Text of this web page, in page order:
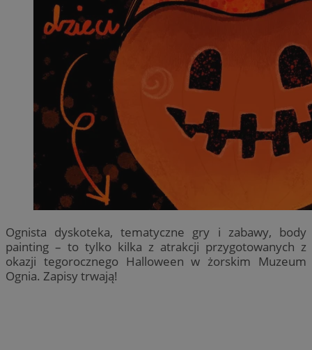
Ognista dyskoteka, tematyczne gry i zabawy, body
painting – to tylko kilka z atrakcji przygotowanych z
okazji tegorocznego Halloween w żorskim Muzeum
Ognia. Zapisy trwają!